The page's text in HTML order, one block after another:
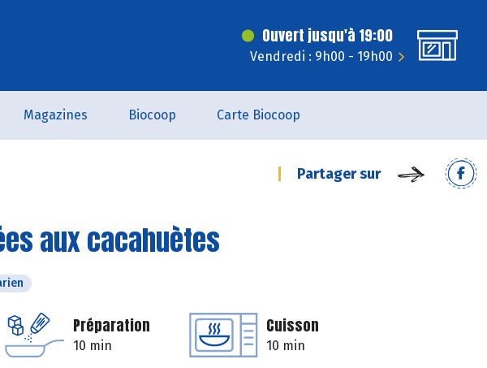
Ouvert jusqu'à 19:00
Vendredi : 9h00 - 19h00
Magazines Biocoop Carte Biocoop
Partager sur
aux cacahuètes
Préparation
10 min
Cuisson
10 min